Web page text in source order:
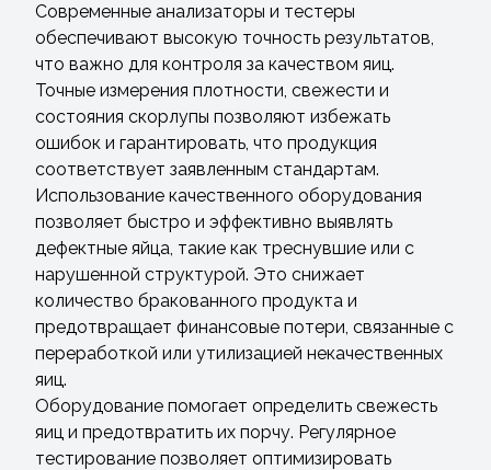
Современные анализаторы и тестеры
обеспечивают высокую точность результатов,
что важно для контроля за качеством яиц.
Точные измерения плотности, свежести и
состояния скорлупы позволяют избежать
ошибок и гарантировать, что продукция
соответствует заявленным стандартам.
Использование качественного оборудования
позволяет быстро и эффективно выявлять
дефектные яйца, такие как треснувшие или с
нарушенной структурой. Это снижает
количество бракованного продукта и
предотвращает финансовые потери, связанные с
переработкой или утилизацией некачественных
яиц.
Оборудование помогает определить свежесть
яиц и предотвратить их порчу. Регулярное
тестирование позволяет оптимизировать